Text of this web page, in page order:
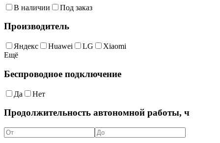
В наличии Под заказ
Производитель
Яндекс Huawei LG
Xiaomi
Ещё
Беспроводное подключение
Да Нет
Продолжительность автономной работы, ч